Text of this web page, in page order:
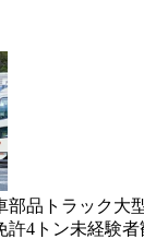
部品 トラック大
許4トン未経験者